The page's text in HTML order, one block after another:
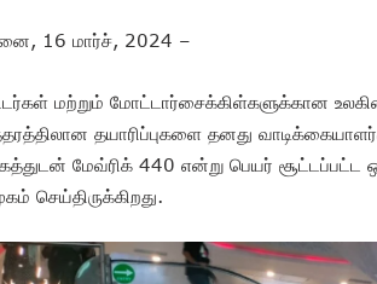
16 மார்ச், 2024 –
மற்றும் மோட்டார்சைக்கிள்களுக்கான
தயாரிப்புகளை தனது
மேவ்ரிக் 440 என்று பெயர்
செய்திருக்கிறது.